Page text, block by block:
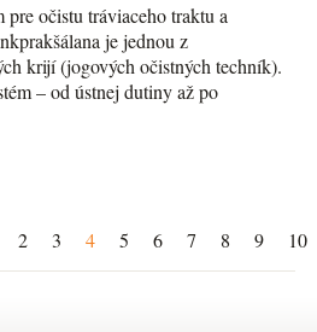
očistu tráviaceho traktu a
je jednou z
krijí (jogových očistných techník).
– od ústnej dutiny až po
2 3 4 5 6 7 8 9 10